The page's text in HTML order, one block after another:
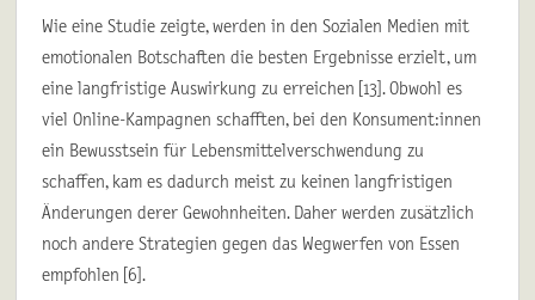
Wie eine Studie zeigte, werden in den Sozialen Medien mit
emotionalen Botschaften die besten Ergebnisse erzielt, um
eine langfristige Auswirkung zu erreichen [13]. Obwohl es
viel Online-Kampagnen schafften, bei den Konsument:innen
ein Bewusstsein für Lebensmittelverschwendung zu
schaffen, kam es dadurch meist zu keinen langfristigen
Änderungen derer Gewohnheiten. Daher werden zusätzlich
noch andere Strategien gegen das Wegwerfen von Essen
empfohlen [6].